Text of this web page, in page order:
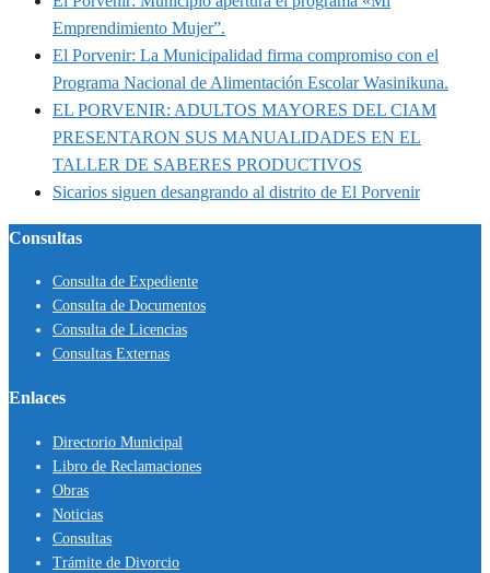
Emprendimiento Mujer”.
El Porvenir: La Municipalidad firma compromiso con el
Programa Nacional de Alimentación Escolar Wasinikuna.
EL PORVENIR: ADULTOS MAYORES DEL CIAM
PRESENTARON SUS MANUALIDADES EN EL
TALLER DE SABERES PRODUCTIVOS
Sicarios siguen desangrando al distrito de El Porvenir
Consultas
Consulta de Expediente
Consulta de Documentos
Consulta de Licencias
Consultas Externas
Enlaces
Directorio Municipal
Libro de Reclamaciones
Obras
Noticias
Consultas
Trámite de Divorcio